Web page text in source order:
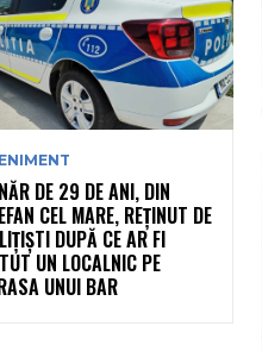
DE 29 DE ANI, DIN
CEL MARE, REȚINUT DE
DUPĂ CE AR FI
UN LOCALNIC PE
UNUI BAR